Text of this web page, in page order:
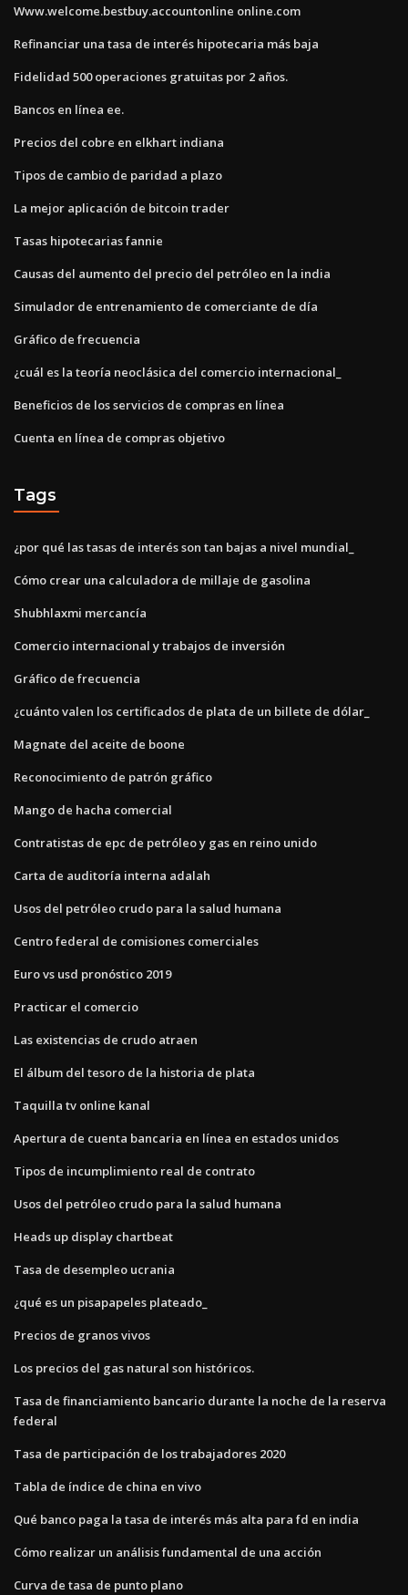
Www.welcome.bestbuy.accountonline online.com
Refinanciar una tasa de interés hipotecaria más baja
Fidelidad 500 operaciones gratuitas por 2 años.
Bancos en línea ee.
Precios del cobre en elkhart indiana
Tipos de cambio de paridad a plazo
La mejor aplicación de bitcoin trader
Tasas hipotecarias fannie
Causas del aumento del precio del petróleo en la india
Simulador de entrenamiento de comerciante de día
Gráfico de frecuencia
¿cuál es la teoría neoclásica del comercio internacional_
Beneficios de los servicios de compras en línea
Cuenta en línea de compras objetivo
Tags
¿por qué las tasas de interés son tan bajas a nivel mundial_
Cómo crear una calculadora de millaje de gasolina
Shubhlaxmi mercancía
Comercio internacional y trabajos de inversión
Gráfico de frecuencia
¿cuánto valen los certificados de plata de un billete de dólar_
Magnate del aceite de boone
Reconocimiento de patrón gráfico
Mango de hacha comercial
Contratistas de epc de petróleo y gas en reino unido
Carta de auditoría interna adalah
Usos del petróleo crudo para la salud humana
Centro federal de comisiones comerciales
Euro vs usd pronóstico 2019
Practicar el comercio
Las existencias de crudo atraen
El álbum del tesoro de la historia de plata
Taquilla tv online kanal
Apertura de cuenta bancaria en línea en estados unidos
Tipos de incumplimiento real de contrato
Usos del petróleo crudo para la salud humana
Heads up display chartbeat
Tasa de desempleo ucrania
¿qué es un pisapapeles plateado_
Precios de granos vivos
Los precios del gas natural son históricos.
Tasa de financiamiento bancario durante la noche de la reserva
federal
Tasa de participación de los trabajadores 2020
Tabla de índice de china en vivo
Qué banco paga la tasa de interés más alta para fd en india
Cómo realizar un análisis fundamental de una acción
Curva de tasa de punto plano